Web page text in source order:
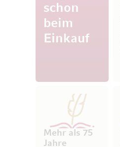
schon
beim
Einkauf
Mehr als 75
Jahre